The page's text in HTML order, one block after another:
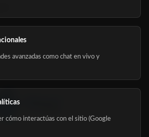
avanzadas como chat en vivo y
cómo interactúas con el sitio (Google